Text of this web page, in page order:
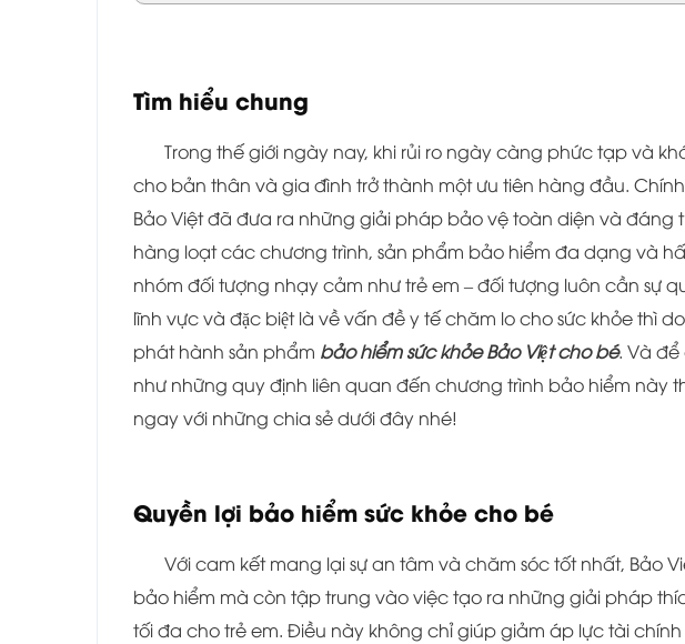
Tìm hiểu chung
Trong thế giới ngày nay, khi rủi ro ngày càng phức tạp và
cho bản thân và gia đình trở thành một ưu tiên hàng đầu.
Bảo Việt đã đưa ra những giải pháp bảo vệ toàn diện và
hàng loạt các chương trình, sản phẩm bảo hiểm đa dạng và
nhóm đối tượng nhạy cảm như trẻ em – đối tượng luôn cần sự
lĩnh vực và đặc biệt là về vấn đề y tế chăm lo cho sức khỏe thì
phát hành sản phẩm bảo hiểm sức khỏe Bảo Việt cho bé. Và
như những quy định liên quan đến chương trình bảo hiểm này
ngay với những chia sẻ dưới đây nhé!
Quyền lợi bảo hiểm sức khỏe cho bé
Với cam kết mang lại sự an tâm và chăm sóc tốt nhất, Bảo
bảo hiểm mà còn tập trung vào việc tạo ra những giải pháp
tối đa cho trẻ em. Điều này không chỉ giúp giảm áp lực tài